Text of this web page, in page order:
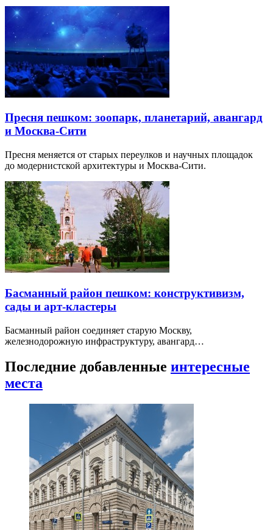
Пресня пешком: зоопарк, планетарий, авангард
и Москва-Сити
Пресня меняется от старых переулков и научных площадок
до модернистской архитектуры и Москва-Сити.
Басманный район пешком: конструктивизм,
сады и арт-кластеры
Басманный район соединяет старую Москву,
железнодорожную инфраструктуру, авангард…
Последние добавленные интересные
места